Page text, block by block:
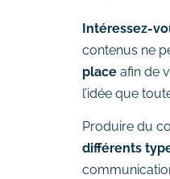
réseaux
# Formation
emailing
# Formation
internet
#
bureautique
Intéressez-
contenus ne
place afin de
l’idée que
Produire du
différents